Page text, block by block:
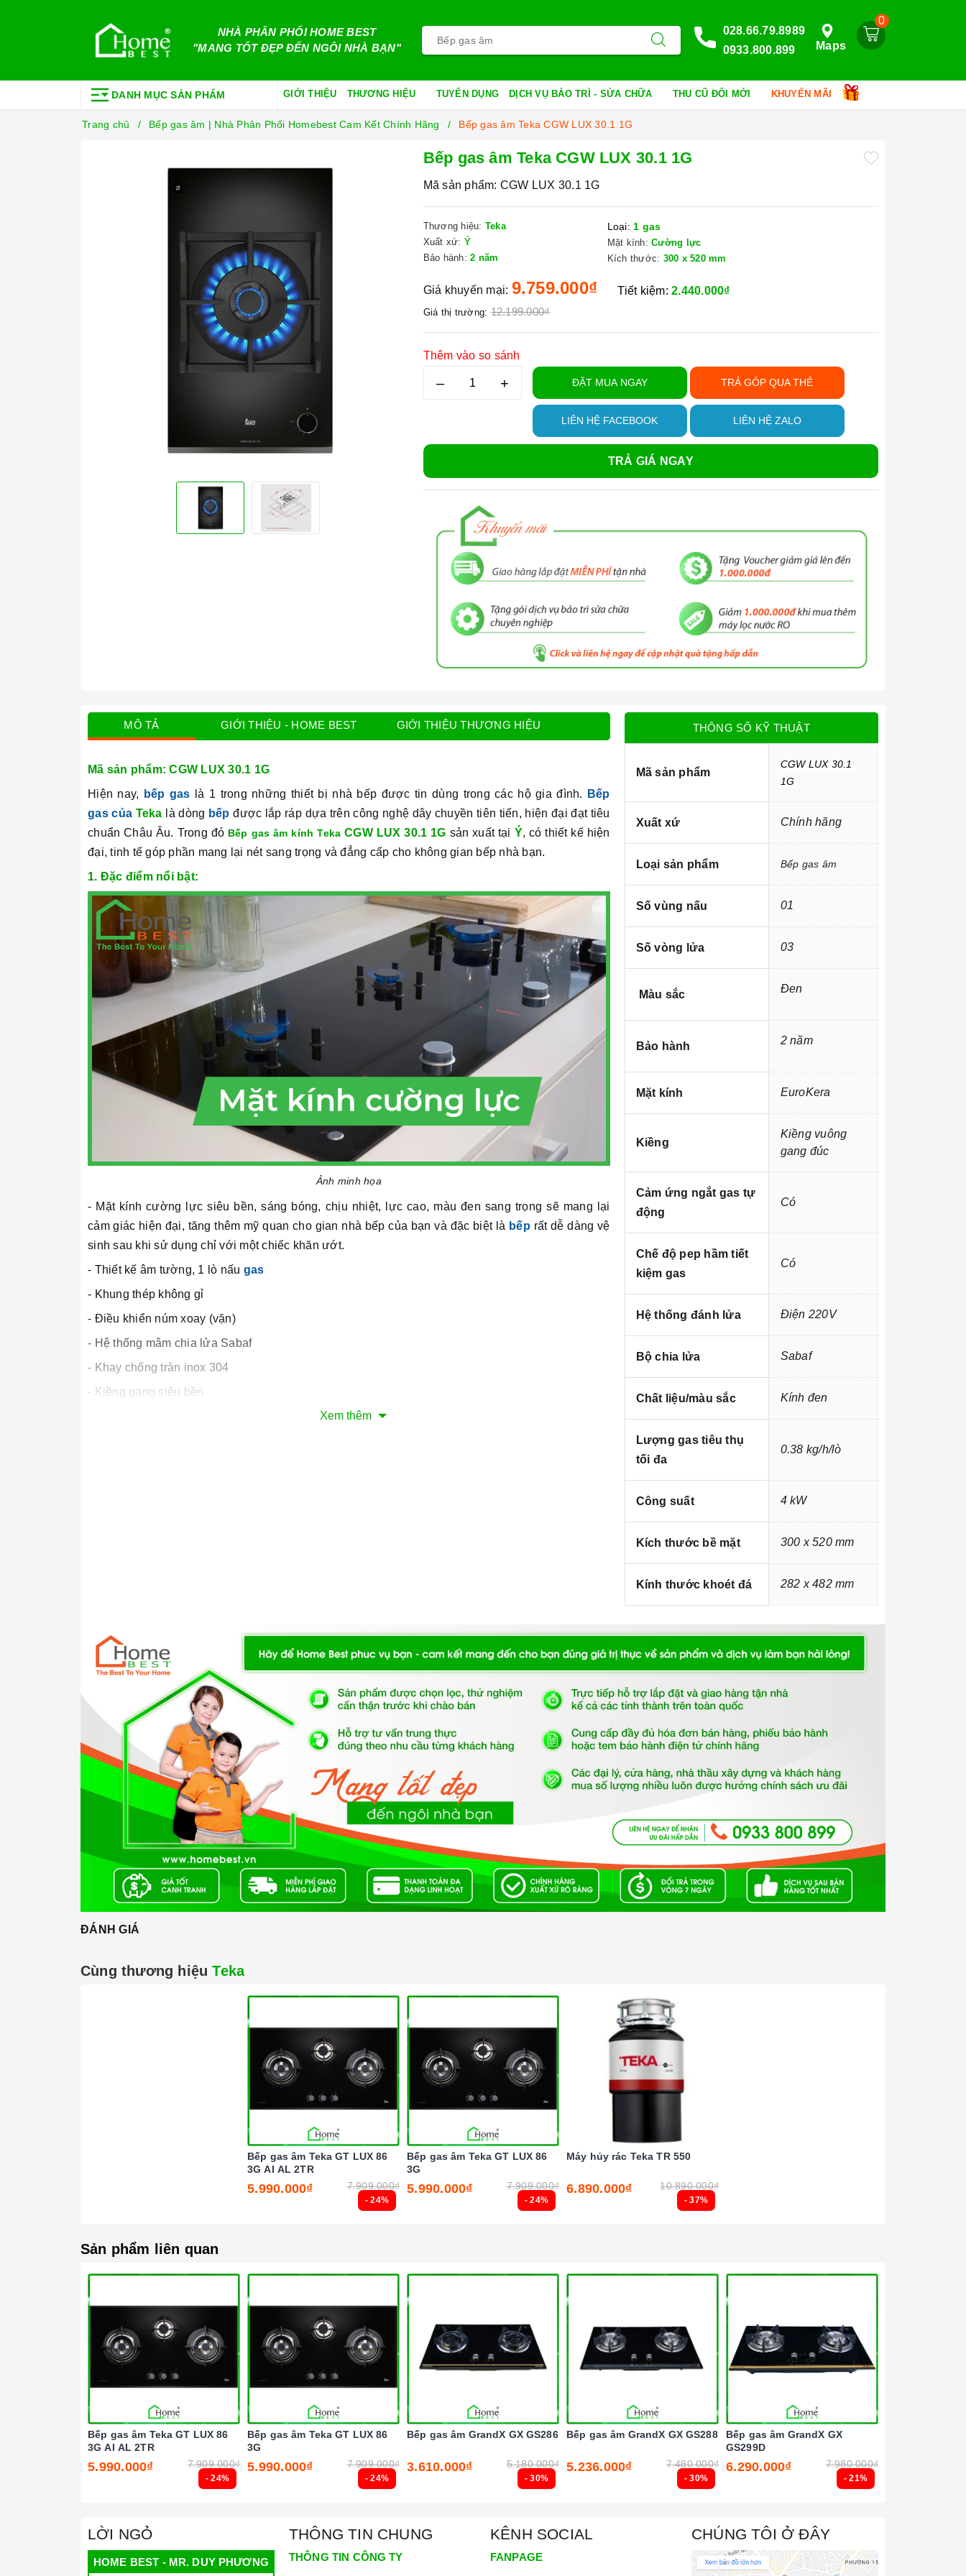
NHÀ PHÂN PHỐI HOME BEST
"MANG TỐT ĐẸP ĐẾN NGÔI NHÀ BẠN"
0
Maps
028.66.79.8989
0933.800.899
DANH MỤC SẢN PHẨM GIỚI THIỆU THƯƠNG HIỆU TUYỂN DỤNG DỊCH VỤ BẢO TRÌ - SỬA CHỮA THU CŨ ĐỔI MỚI KHUYẾN MÃI
Trang chủ Bếp gas âm | Nhà Phân Phối Homebest Cam Kết Chính Hãng Bếp gas âm Teka CGW LUX 30.1 1G
Bếp gas âm Teka CGW LUX 30.1 1G
Mã sản phẩm: CGW LUX 30.1 1G
Thương hiệu: Teka
Xuất xứ: Ý
Bảo hành: 2 năm
Loại: 1 gas
Mặt kính: Cường lực
Kích thước: 300 x 520 mm
Giá khuyến mại: 9.759.000₫
Giá thị trường: 12.199.000₫
Tiết kiệm:2.440.000₫
Thêm vào so sánh
– + ĐẶT MUA NGAY TRẢ GÓP QUA THẺ
LIÊN HỆ FACEBOOK LIÊN HỆ ZALO
TRẢ GIÁ NGAY
MÔ TẢ GIỚI THIỆU - HOME BEST GIỚI THIỆU THƯƠNG HIỆU
Mã sản phẩm: CGW LUX 30.1 1G
Hiện nay,
bếp gas là 1 trong những thiết bị nhà bếp được tin dùng trong các hộ gia đình.
Bếp
gas của Teka là dòng bếp được lắp ráp dựa trên công nghệ dây chuyền tiên tiến, hiện đại đạt tiêu
chuẩn Châu Âu. Trong đó Bếp gas âm kính TekaCGW LUX 30.1 1G sản xuất tại Ý, có thiết kế hiện
đại, tinh tế góp phần mang lại nét sang trọng và đẳng cấp cho không gian bếp nhà bạn.
1. Đặc điểm nổi bật:
Ảnh minh họa
- Mặt kính cường lực siêu bền, sáng bóng, chịu nhiệt, lực cao, màu đen sang trọng sẽ mang lại
cảm giác hiện đại, tăng thêm mỹ quan cho gian nhà bếp của bạn và đặc biệt là bếprất dễ dàng vệ
sinh sau khi sử dụng chỉ với một chiếc khăn ướt.
- Thiết kế âm tường, 1 lò nấu gas
- Khung thép không gỉ
- Điều khiển núm xoay (vặn)
- Hệ thống mâm chia lửa Sabaf
- Khay chống tràn inox 304
- Kiềng gang siêu bền
Kích thước
Trung tâm bảo trì - sửa chữa thiết bị nhà bếp cao cấp tại Miền Nam
Chúng tôi không chỉ biết bán mà còn quan tâm đến trải nghiệm sản phẩm và các dịch vụ sau bán hàng, b
cạnh việc cung cấp và phân phối các thiết bị nhà bếp cao cấp thì vấn đề bảo trì và bảo dưỡng sản phẩm luôn
Xem thêm
THÔNG SỐ KỸ THUẬT
Mã sản phẩm
CGW LUX 30.1
1G
Xuất xứ Chính hãng
Loại sản phẩm Bếp gas âm
Số vùng nấu 01
Số vòng lửa 03
Màu sắc Đen
Bảo hành 2 năm
Mặt kính EuroKera
Kiềng
Kiềng vuông
gang đúc
Cảm ứng ngắt gas tự
động
Có
Chế độ pep hầm tiết
kiệm gas
Có
Hệ thống đánh lửa Điện 220V
Bộ chia lửa Sabaf
Chất liệu/màu sắc Kính đen
Lượng gas tiêu thụ
tối đa
0.38 kg/h/lò
Công suất 4 kW
Kích thước bề mặt 300 x 520 mm
Kính thước khoét đá 282 x 482 mm
ĐÁNH GIÁ
Cùng thương hiệuTeka
- 24%
Bếp gas âm Teka GT LUX 86
3G AI AL 2TR
5.990.000₫ 7.909.000₫
- 24%
Bếp gas âm Teka GT LUX 86
3G
5.990.000₫ 7.909.000₫
- 37%
Máy hủy rác Teka TR 550
6.890.000₫ 10.890.000₫
Sản phẩm liên quan
- 24%
Bếp gas âm Teka GT LUX 86
3G AI AL 2TR
5.990.000₫ 7.909.000₫
- 24%
Bếp gas âm Teka GT LUX 86
3G
5.990.000₫ 7.909.000₫
- 30%
Bếp gas âm GrandX GX GS286
3.610.000₫ 5.180.000₫
- 30%
Bếp gas âm GrandX GX GS288
5.236.000₫ 7.480.000₫
- 21%
Bếp gas âm GrandX GX
GS299D
6.290.000₫ 7.980.000₫
LỜI NGỎ
HOME BEST - MR. DUY PHƯƠNG
THÔNG TIN CHUNG
THÔNG TIN CÔNG TY
KÊNH SOCIAL
FANPAGE
CHÚNG TÔI Ở ĐÂY